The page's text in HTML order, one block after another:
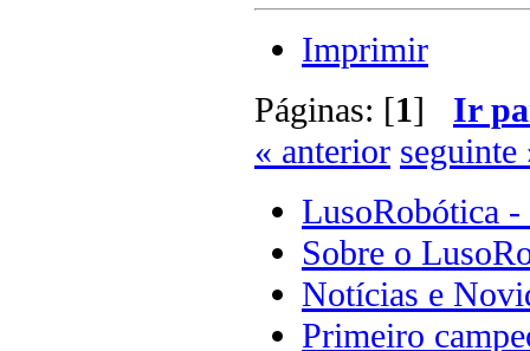
Imprimir
Páginas: [1] Ir
« anterior seguinte
LusoRobótica -
Sobre o
Notícias e
Primeiro